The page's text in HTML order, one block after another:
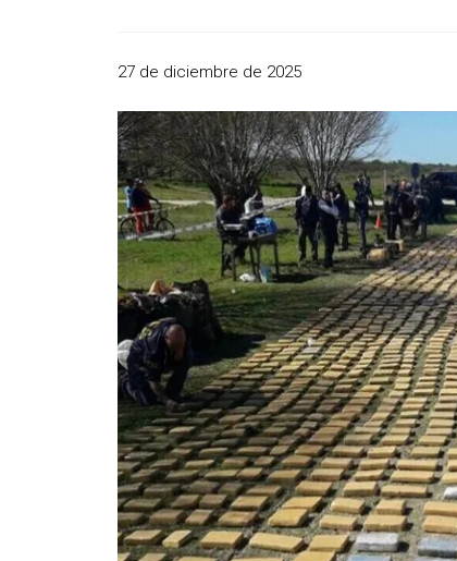
27 de diciembre de 2025